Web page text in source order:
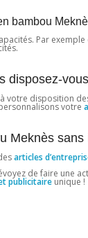
bambou
Par
disposez-
votre disposition
votre
Meknès sans
articles
de faire une
publicitaire unique !